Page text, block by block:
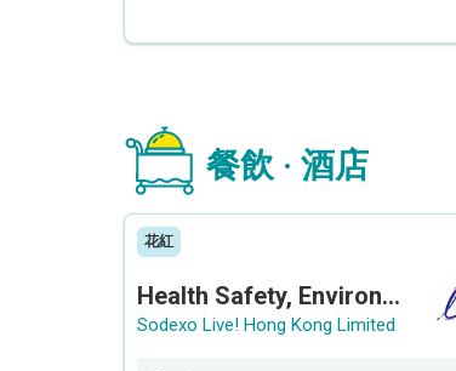
餐飲 · 酒店
花紅
Health Safety, Environment & Quality Assurance Officer (Maternity cover – 5 months contract)
Sodexo Live! Hong Kong Limited